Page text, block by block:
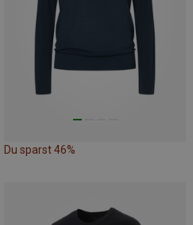
Du sparst 46%